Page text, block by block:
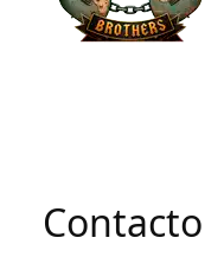
Contacto